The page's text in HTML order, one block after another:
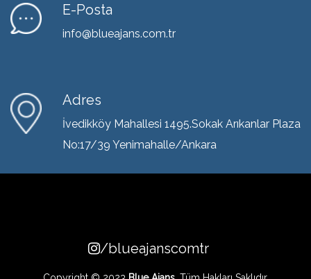
E-Posta
info@blueajans.com.tr
Adres
İvedikköy Mahallesi 1495.Sokak Arıkanlar Plaza
No:17/39 Yenimahalle/Ankara
/blueajanscomtr